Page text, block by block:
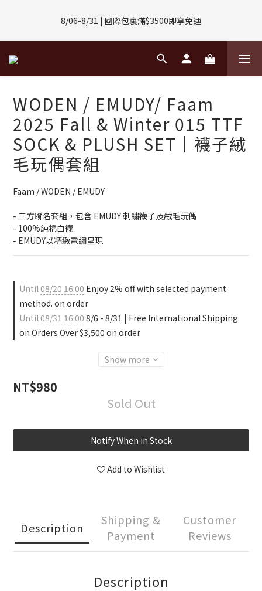
(數量有限售完不補)
8/06-8/31 | 國際包裏滿$3500即享免運
8/08-8/10 | 全館任選3件 贈 $188購物金
8/01-8/31 | 任選2件CUBOX正價商品 贈【威靈頓 / 波士頓墨鏡】
(數量有限售完不補)
WODEN / EMUDY/ Faam
2025 Fall & Winter 015 TTF
SOCK & PLUSH SET｜襪子絨
毛玩偶套組
Faam / WODEN / EMUDY
- 三方聯名套組，包含 EMUDY 刺繡襪子及絨毛玩偶
- 100%純棉白襪
- EMUDY以精緻電繡呈現
Until08/20 16:00 Enjoy 2% off with selected payment
method. on order
Until08/31 16:00 8/6 - 8/31 | Free International Shipping
on Orders Over $3,500 on order
Show more
NT$980
Sold Out
Notify When in Stock
Add to Wishlist
Description
Shipping &
Payment
Customer
Reviews
Description